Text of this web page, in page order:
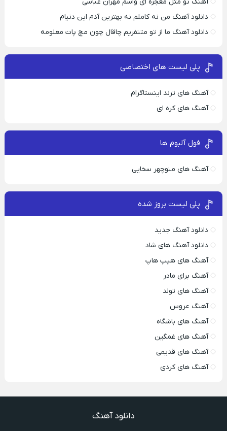
دانلود آهنگ من نه کاملم نه بهترین آدم این دنیام
دانلود آهنگ ما از تو متنفریم چاقال چون مچ پات معلومه
پلی لیست های اختصاصی
آهنگ های ترند اینستاگرام
آهنگ های کره ای
فول آلبوم ها
آهنگ های منوچهر سخایی
پلی لیست بروز شده
دانلود آهنگ جدید
دانلود آهنگ های شاد
آهنگ های هیپ هاپ
آهنگ برای مادر
آهنگ های تولد
آهنگ عروس
آهنگ های باشگاه
آهنگ های غمگین
آهنگ های قدیمی
آهنگ های کردی
دانلود آهنگ